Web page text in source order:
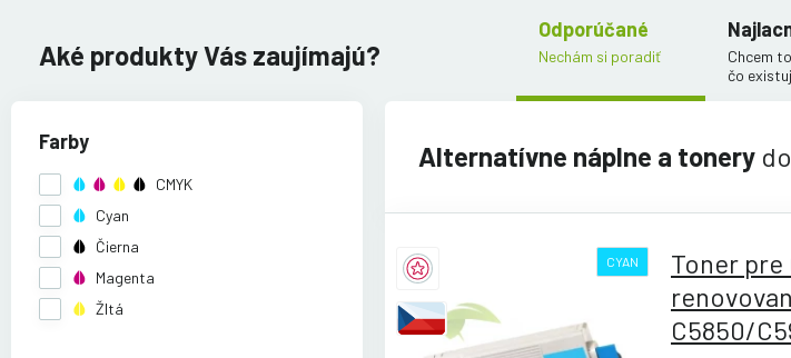
Aké produkty Vás zaujímajú?
Farby
CMYK
Cyan
Čierna
Magenta
Žltá
Odporúčané
Nechám si poradiť
Chcem
čo
Alternatívne náplne a tonery
CYAN
Toner pre
C5850/